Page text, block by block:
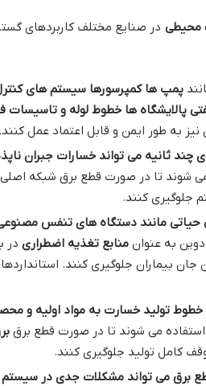
محیطی در صنایع مختلف کاربردهای
پمپ ها کمپرسورها سیستم های
پالایشگاه ها خطوط لوله و تاسیسات
به طور ایمن و قابل اعتماد عمل کنند.
چند ثانیه می تواند خسارات جبران
می شوند تا در صورت قطع برق شبکه
جلوگیری کنند.
حیاتی مانند دستگاه های تنفس مصنوعی
به عنوانمنابع تغذیه اضطراری در
جان بیماران جلوگیری کنند.
تولید خسارت به مواد اولیه و
استفاده می شوند تا در صورت قطع برق
کامل تولید جلوگیری کنند.
برق می تواند مشکلات جدی در